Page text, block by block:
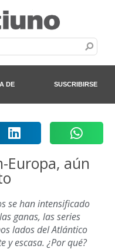
DE SUSCRIBIRSE
Europa, aún
se han intensificado
ganas, las series
lados del Atlántico
y escasa. ¿Por qué?